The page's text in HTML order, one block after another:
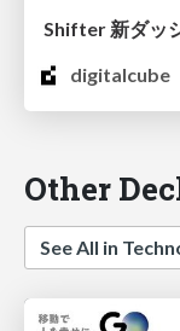
Shifter 新ダッ
digitalcube
Other
See All in